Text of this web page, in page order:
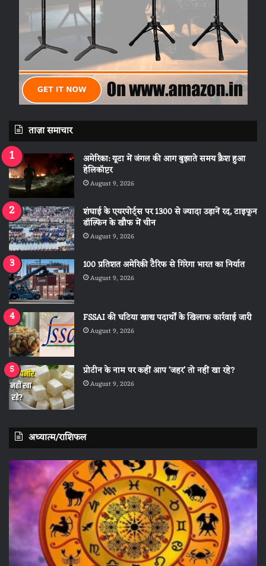
ताज़ा समाचार
अमेरिका: यूटा में जंगल की आग बुझाते समय क्रैश हुआ
हेलिकॉप्टर
August 9, 2026
शंघाई के एयरपोर्ट्स पर 1300 से ज्यादा उड़ानें रद, टाइफून
डॉल्फिन के खौफ में चीन
August 9, 2026
100 प्रतिशत अमेरिकी टैरिफ से गिरेगा भारत का निर्यात
August 9, 2026
FSSAI की घटिया खाद्य पदार्थों के खिलाफ कार्रवाई जारी
August 9, 2026
प्रोटीन के नाम पर कहीं आप ‘जहर’ तो नहीं खा रहे?
August 9, 2026
अध्यात्म/राशिफल